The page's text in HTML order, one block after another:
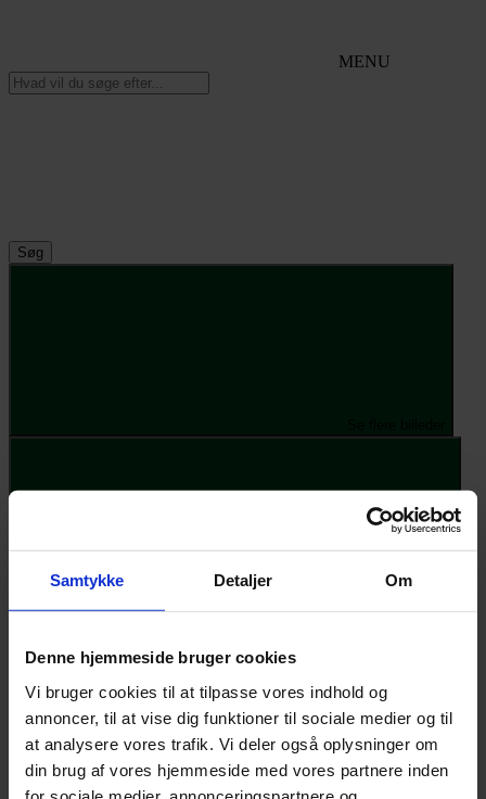
Samtykke Detaljer Om
Denne hjemmeside bruger cookies
Vi bruger cookies til at tilpasse vores indhold og
annoncer, til at vise dig funktioner til sociale medier og til
at analysere vores trafik. Vi deler også oplysninger om
din brug af vores hjemmeside med vores partnere inden
MENU
Søg
Forside›Udstillingshuse›Udstillingshuse i Jylland›Munkebakken
Munkebakken 30, 8370
Hadsten
Kerneværdierne for vores husbyggeri er tidløs arkitektur, avanceret